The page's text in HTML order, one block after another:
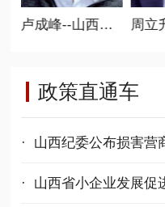
卢成峰--山西省商业联合会执行会长 新零售分会会长
政策直通车
· 山西纪委公布损害营